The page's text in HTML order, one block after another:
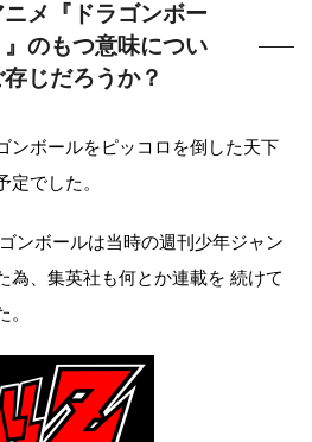
メ『ドラゴンボー
のもつ意味につい
じだろうか？
ンボールをピッコロを倒した天下
でした。
ンボールは当時の週刊少年ジャン
為、集英社も何とか連載を 続けて